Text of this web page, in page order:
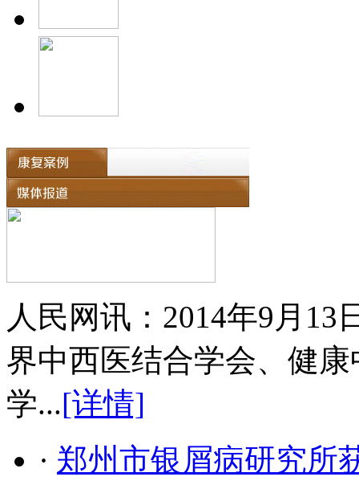
人民网讯：2014年9月
界中西医结合学会、健
学...[详情]
· 郑州市银屑病研究所